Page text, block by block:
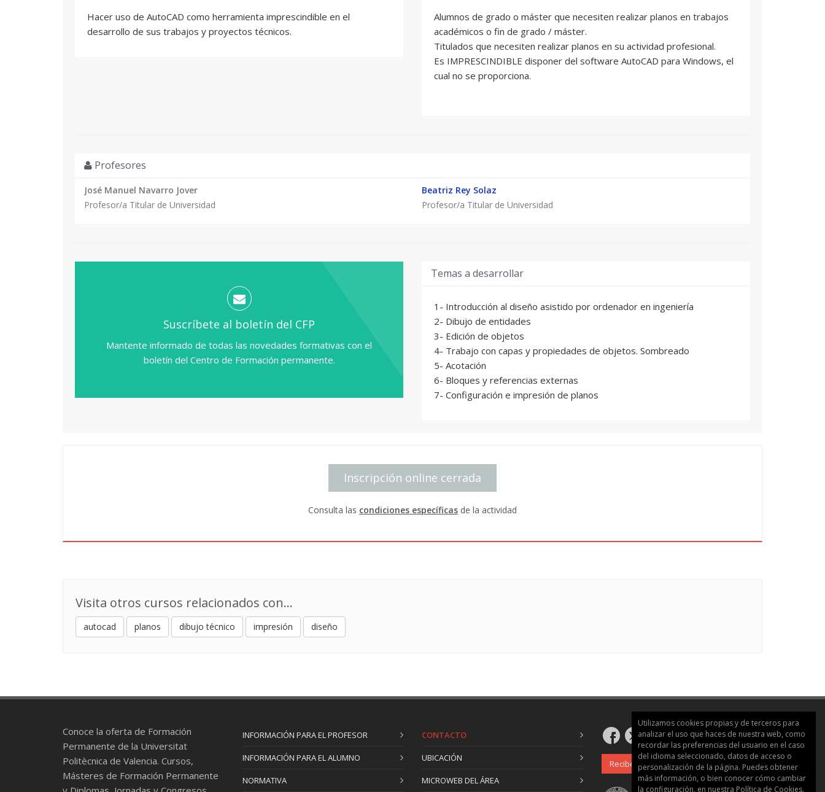
Hacer uso de AutoCAD como herramienta imprescindible en el
desarrollo de sus trabajos y proyectos técnicos.
Alumnos de grado o máster que necesiten realizar planos en trabajos
académicos o fin de grado / máster.
Titulados que necesiten realizar planos en su actividad profesional.
Es IMPRESCINDIBLE disponer del software AutoCAD para Windows, el
cual no se proporciona.
Profesores
José Manuel Navarro Jover
Profesor/a Titular de Universidad
Beatriz Rey Solaz
Profesor/a Titular de Universidad
Suscríbete al boletín del CFP
Mantente informado de todas las novedades formativas con el
boletín del Centro de Formación permanente.
Temas a desarrollar
1- Introducción al diseño asistido por ordenador en ingeniería
2- Dibujo de entidades
3- Edición de objetos
4- Trabajo con capas y propiedades de objetos. Sombreado
5- Acotación
6- Bloques y referencias externas
7- Configuración e impresión de planos
Inscripción online cerrada
Consulta las condiciones específicas de la actividad
Visita otros cursos relacionados con...
autocad planos dibujo técnico impresión diseño
Conoce la oferta de Formación
Permanente de la Universitat
Politècnica de Valencia. Cursos,
Másteres de Formación Permanente
INFORMACIÓN PARA EL PROFESOR
INFORMACIÓN PARA EL ALUMNO
NORMATIVA
CONTACTO
UBICACIÓN
MICROWEB DEL ÁREA
Recibe nuestro boletín
Utilizamos cookies propias y de terceros para
analizar el uso que haces de nuestra web, como
recordar las preferencias del usuario en el caso
del idioma seleccionado, datos de acceso o
personalización de la página. Puedes obtener
más información, o bien conocer cómo cambiar
la configuración, en nuestra Política de Cookies.